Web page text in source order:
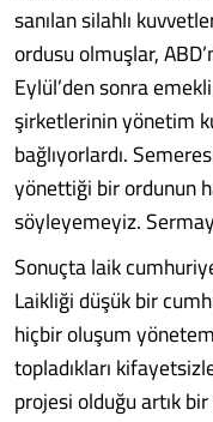
sanılan silahlı
ordusu olmuşlar,
Eylül’den sonra
şirketlerinin yönetim
bağlıyorlardı.
yönettiği bir ordunun
söyleyemeyiz.
Sonuçta laik
Laikliği düşük bir
hiçbir oluşum
topladıkları
projesi olduğu artık